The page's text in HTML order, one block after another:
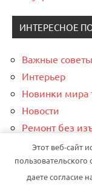
ИНТЕРЕСНОЕ
Важные советы
Интерьер
Новинки мира
Новости
Ремонт без
Строим
Финансовый
Этот веб-сайт
даете согласие